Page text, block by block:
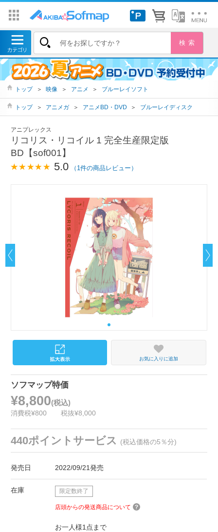
トップ ＞ 映像 ＞ アニメ ＞ ブルーレイソフト
トップ ＞ アニメガ ＞ アニメBD・DVD ＞ ブルーレイディスク
アニプレックス
リコリス・リコイル 1 完全生産限定版
BD【sof001】
5.0 （1件の商品レビュー）
お気に入りに追加
ソフマップ特価
¥8,800(税込)
消費税¥800 税抜¥8,000
440ポイントサービス (税込価格の5％分)
発売日 2022/09/21発売
在庫 限定数終了
店頭からの発送商品について
お一人様1点まで